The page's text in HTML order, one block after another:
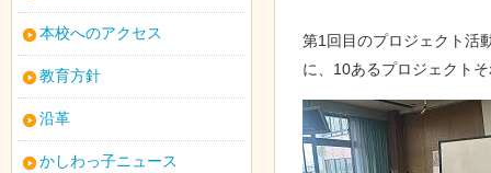
第1回目のプロジェクト活
に、10あるプロジェクト
本校へのアクセス
教育方針
沿革
かしわっ子ニュース